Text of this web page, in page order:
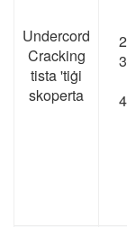
Undercord
Cracking
tista 'tiġi
skoperta